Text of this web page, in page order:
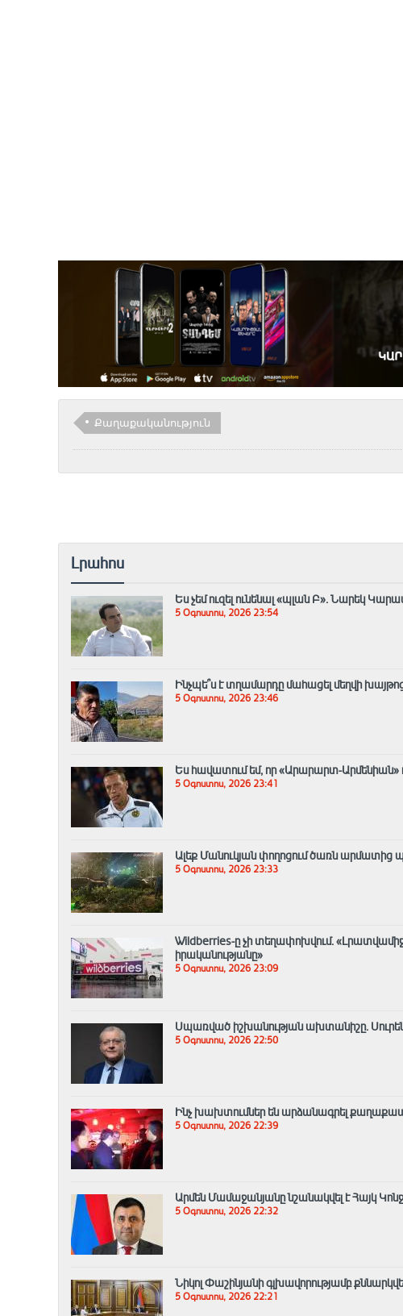
Քաղաքականություն
Լրահոս
Ես չեմ ուզել ունենալ «պլան Բ»․ Նարեկ
5 Օգոստոս, 2026 23:54
Ինչպե՞ս է տղամարդը մահացել մեղվի
5 Օգոստոս, 2026 23:46
Ես հավատում եմ, որ «Արարարտ-Արմենիան»
5 Օգոստոս, 2026 23:41
Ալեք Մանուկյան փողոցում ծառն արմատից
5 Օգոստոս, 2026 23:33
Wildberries-ը չի տեղափոխվում․
իրականությանը»
5 Օգոստոս, 2026 23:09
Սպառված իշխանության ախտանիշը. Սուրեն
5 Օգոստոս, 2026 22:50
Ինչ խախտումներ են արձանագրել
5 Օգոստոս, 2026 22:39
Արմեն Մամաջանյանը նշանակվել է Հայկ
5 Օգոստոս, 2026 22:32
Նիկոլ Փաշինյանի գլխավորությամբ
5 Օգոստոս, 2026 22:21